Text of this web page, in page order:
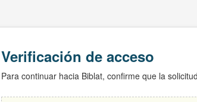
Verificación de acceso
Para continuar hacia Biblat, confirme que la